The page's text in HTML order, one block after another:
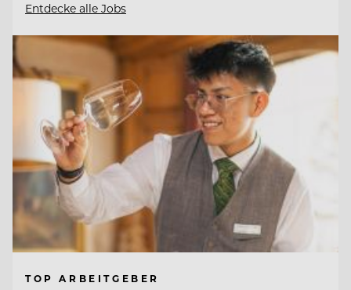
Entdecke alle Jobs
TOP ARBEITGEBER